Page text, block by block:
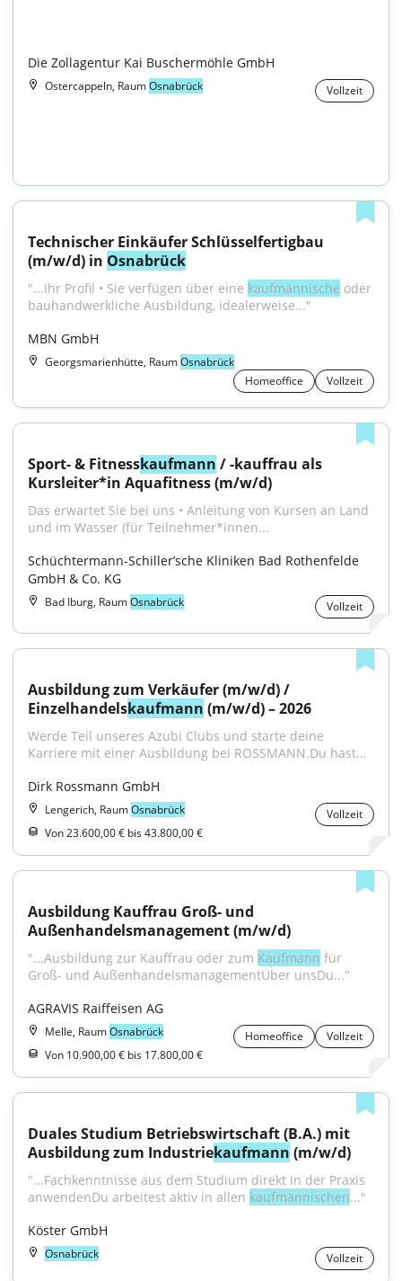
Die Zollagentur Kai Buschermöhle GmbH
Ostercappeln, RaumOsnabrück Vollzeit
Technischer Einkäufer Schlüsselfertigbau
(m/w/d) in Osnabrück
"...Ihr Profil • Sie verfügen über eine kaufmännische oder
bauhandwerkliche Ausbildung, idealerweise..."
MBN GmbH
Georgsmarienhütte, RaumOsnabrück
Homeoffice
Vollzeit
Sport- & Fitnesskaufmann / -kauffrau als
Kursleiter*in Aquafitness (m/w/d)
Das erwartet Sie bei uns • Anleitung von Kursen an Land
und im Wasser (für Teilnehmer*innen...
Schüchtermann-Schiller’sche Kliniken Bad Rothenfelde
GmbH & Co. KG
Bad Iburg, RaumOsnabrück Vollzeit
Ausbildung zum Verkäufer (m/w/d) /
Einzelhandelskaufmann (m/w/d) – 2026
Werde Teil unseres Azubi Clubs und starte deine
Karriere mit einer Ausbildung bei ROSSMANN.Du hast...
Dirk Rossmann GmbH
Lengerich, RaumOsnabrück
Vollzeit
Von 23.600,00 € bis 43.800,00 €
Ausbildung Kauffrau Groß- und
Außenhandelsmanagement (m/w/d)
"...Ausbildung zur Kauffrau oder zum Kaufmann für
Groß- und AußenhandelsmanagementÜber unsDu..."
AGRAVIS Raiffeisen AG
Melle, RaumOsnabrück Homeoffice
Vollzeit
Von 10.900,00 € bis 17.800,00 €
Duales Studium Betriebswirtschaft (B.A.) mit
Ausbildung zum Industriekaufmann (m/w/d)
"...Fachkenntnisse aus dem Studium direkt in der Praxis
anwendenDu arbeitest aktiv in allen kaufmännischen..."
Köster GmbH
Osnabrück Vollzeit